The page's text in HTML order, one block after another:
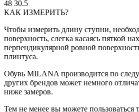
48 30.5
КАК ИЗМЕРИТЬ?
Чтобы измерить длину ступни,
поверхность, слегка касаясь пяткой
перпендикулярной ровной
плинтуса.
Обувь MILANA производится по
других брендов может немного
ниже замеров.
Тем не менее вы можете пользоваться